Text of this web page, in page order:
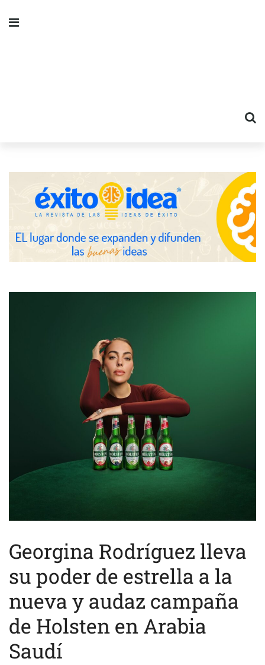
Georgina Rodríguez lleva
su poder de estrella a la
nueva y audaz campaña
de Holsten en Arabia
Saudí